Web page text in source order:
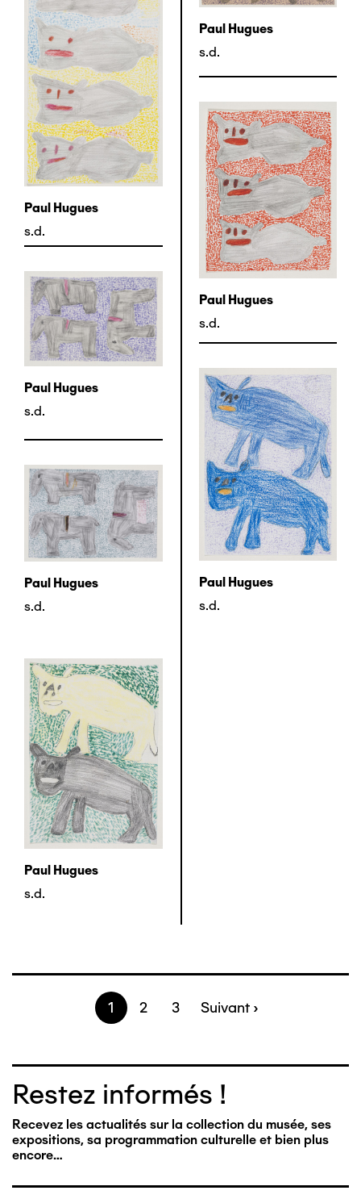
Paul Hugues
s.d.
Paul Hugues
s.d.
Paul Hugues
s.d.
Paul Hugues
s.d.
Paul Hugues
s.d.
Paul Hugues
s.d.
Paul Hugues
s.d.
Page
1 Page
2 Page
3
Page
Suivant ›
Restez informés !
Recevez les actualités sur la collection du musée, ses
expositions, sa programmation culturelle et bien plus
encore…